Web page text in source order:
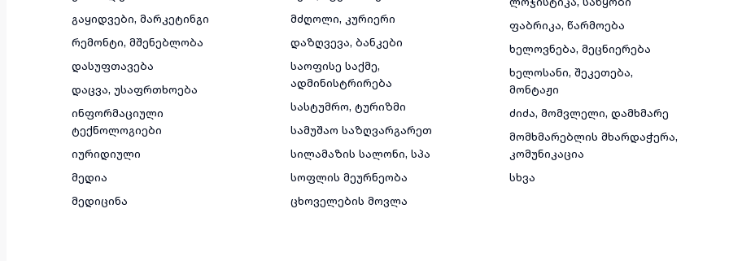
გაყიდვები, მარკეტინგი
რემონტი, მშენებლობა
დასუფთავება
დაცვა, უსაფრთხოება
ინფორმაციული
ტექნოლოგიები
იურიდიული
მედია
მედიცინა
მძღოლი, კურიერი
დაზღვევა, ბანკები
საოფისე საქმე,
ადმინისტრირება
სასტუმრო, ტურიზმი
სამუშაო საზღვარგარეთ
სილამაზის სალონი, სპა
სოფლის მეურნეობა
ცხოველების მოვლა
ფაბრიკა, წარმოება
ხელოვნება, მეცნიერება
ხელოსანი, შეკეთება,
მონტაჟი
ძიძა, მომვლელი, დამხმარე
მომხმარებლის მხარდაჭერა,
კომუნიკაცია
სხვა